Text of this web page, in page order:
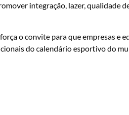
integração, lazer, qualidade
o convite para que empresas e
do calendário esportivo do